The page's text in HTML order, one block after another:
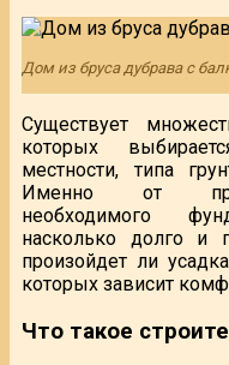
Дом из бруса дубрава с
Существует
которых
местности, типа
Именно от
необходимого
насколько долго и
произойдет ли
которых зависит
Что такое